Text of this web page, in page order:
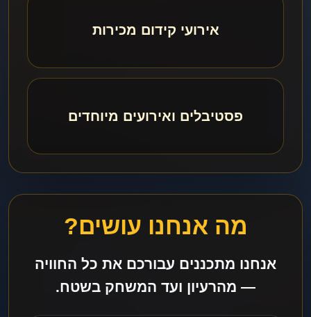
אירועי קידום מכירות
פסטיבלים ואירועים מיוחדים
מה אנחנו עושים?
אנחנו מתכננים עבורכם את כל החוויה
— מהרעיון ועד המשחק בשטח.